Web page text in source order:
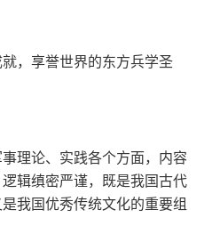
2011-10-01
发行日期
，享誉世界的东方兵学圣
理论、实践各个方面，内容
辑缜密严谨，既是我国古代
我国优秀传统文化的重要组